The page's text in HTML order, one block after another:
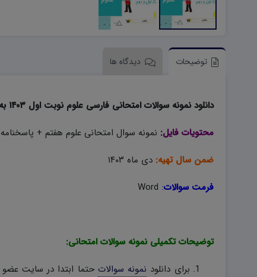
توضیحات دیدگاه ها
دانلود نمونه سوالات امتحانی فارسی علوم نوبت اول ۱۴۰۳ به صورت word؛
محتویات فایل: نمونه سوال امتحانی علوم هفتم +
ضمن سال تهیه: دی ماه ۱۴۰۳
فرمت سوالات:
توضیحات تکمیلی نمونه سوالات امتحانی:
برای دانلود نمونه سوالات حتما ابتدا در سایت